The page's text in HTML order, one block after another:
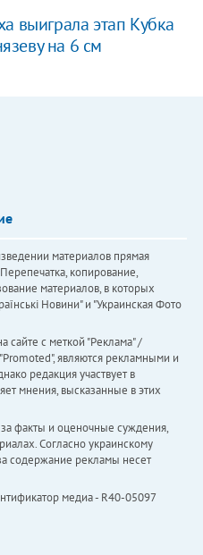
выиграла этап Кубка
на 6 см
материалов прямая
копирование,
материалов, в которых
Новини" и "Украинская Фото
сайте с меткой "Реклама" /
являются рекламными и
редакция участвует в
мнения, высказанные в этих
за факты и оценочные суждения,
Согласно украинскому
содержание рекламы несет
медиа - R40-05097